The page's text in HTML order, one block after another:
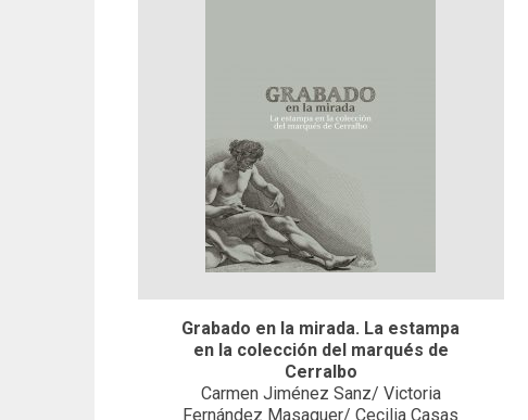
Grabado en la mirada. La estampa
en la colección del marqués de
Cerralbo
Carmen Jiménez Sanz/ Victoria
Fernández Masaguer/ Cecilia Casas